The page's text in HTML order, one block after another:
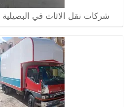
شركات نقل الاثاث في البصيلية 01024112733